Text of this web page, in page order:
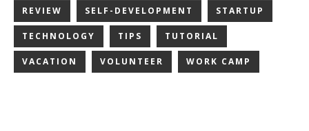
REVIEW SELF-DEVELOPMENT STARTUP
TECHNOLOGY TIPS TUTORIAL
VACATION VOLUNTEER WORK CAMP